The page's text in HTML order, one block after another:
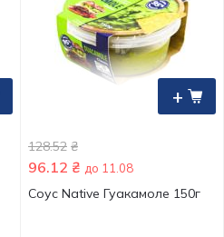
+
128.52 ₴
96.12 ₴ до 11.08
Соус Native Гуакамоле 150г